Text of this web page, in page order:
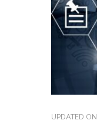
UPDATED ON